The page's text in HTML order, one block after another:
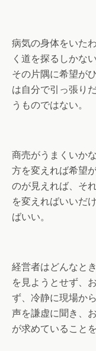
病気の身体をいた
く道を探るしかな
その片隅に希望が
は自分で引っ張り
うものではない。
商売がうまくいか
方を変えれば希望
のが見えれば、そ
を変えればいいだ
ばいい。
経営者はどんなと
を見ようとせず、
ず、冷静に現場か
声を謙虚に聞き、
が求めていること